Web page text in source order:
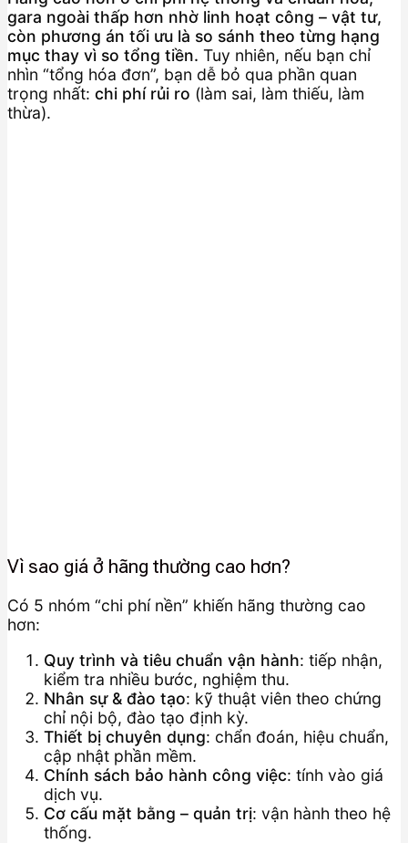
gara ngoài thấp hơn nhờ linh hoạt công – vật tư,
còn phương án tối ưu là so sánh theo từng hạng
mục thay vì so tổng tiền. Tuy nhiên, nếu bạn chỉ
nhìn “tổng hóa đơn”, bạn dễ bỏ qua phần quan
trọng nhất: chi phí rủi ro (làm sai, làm thiếu, làm
thừa).
Vì sao giá ở hãng thường cao hơn?
Có 5 nhóm “chi phí nền” khiến hãng thường cao
hơn:
Quy trình và tiêu chuẩn vận hành: tiếp nhận,
kiểm tra nhiều bước, nghiệm thu.
Nhân sự & đào tạo: kỹ thuật viên theo chứng
chỉ nội bộ, đào tạo định kỳ.
Thiết bị chuyên dụng: chẩn đoán, hiệu chuẩn,
cập nhật phần mềm.
Chính sách bảo hành công việc: tính vào giá
dịch vụ.
Cơ cấu mặt bằng – quản trị: vận hành theo hệ
thống.